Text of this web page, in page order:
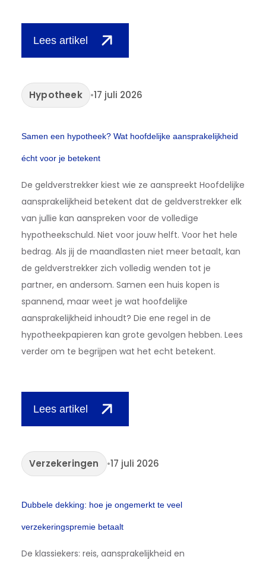
Lees artikel
Hypotheek •17 juli 2026
Samen een hypotheek? Wat hoofdelijke aansprakelijkheid
écht voor je betekent
De geldverstrekker kiest wie ze aanspreekt Hoofdelijke
aansprakelijkheid betekent dat de geldverstrekker elk
van jullie kan aanspreken voor de volledige
hypotheekschuld. Niet voor jouw helft. Voor het hele
bedrag. Als jij de maandlasten niet meer betaalt, kan
de geldverstrekker zich volledig wenden tot je
partner, en andersom. Samen een huis kopen is
spannend, maar weet je wat hoofdelijke
aansprakelijkheid inhoudt? Die ene regel in de
hypotheekpapieren kan grote gevolgen hebben. Lees
verder om te begrijpen wat het echt betekent.
Lees artikel
Verzekeringen •17 juli 2026
Dubbele dekking: hoe je ongemerkt te veel
verzekeringspremie betaalt
De klassiekers: reis, aansprakelijkheid en